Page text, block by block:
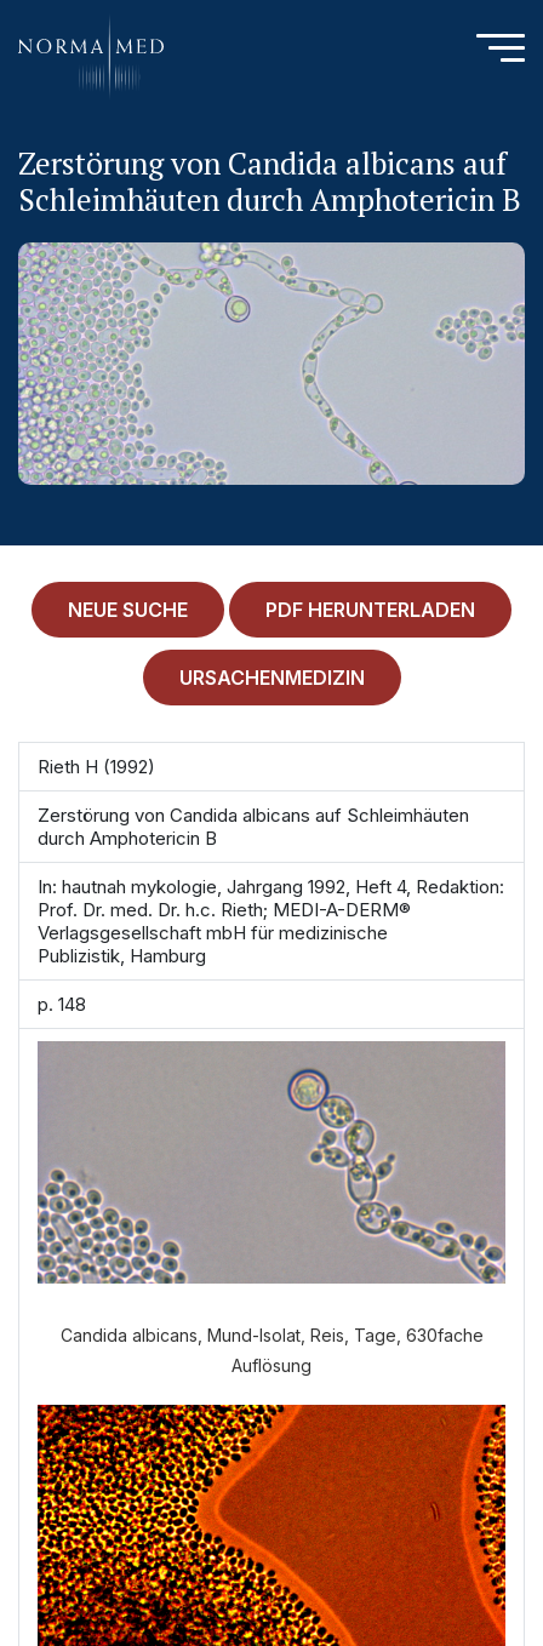
HOME
NEUES ZU SCHLAFSTÖRUNGEN
UNSERE METHODE
URSACHENMEDIZIN
UNSERE CHECK UPS
PUBLIKATIONEN
LITERATURDATENBANK MIKROBIOLOGIE
KONTAKTIEREN SIE UNS
EINLOGGEN
ALLGEMEINE GESCHÄFTSBEDINGUNGEN
NORMAMED SERVICE
Ärztehaus Mitte,In den Ministergärten 1,
10117 Berlin
49 30 212 34 36 300
service@normamed.com
Zerstörung von Candida albicans auf
Schleimhäuten durch Amphotericin B
NEUE SUCHE PDF HERUNTERLADEN
URSACHENMEDIZIN
Rieth H (1992)
Zerstörung von Candida albicans auf Schleimhäuten
durch Amphotericin B
In: hautnah mykologie, Jahrgang 1992, Heft 4, Redaktion:
Prof. Dr. med. Dr. h.c. Rieth; MEDI-A-DERM®
Verlagsgesellschaft mbH für medizinische
Publizistik, Hamburg
p. 148
Candida albicans, Mund-Isolat, Reis, Tage, 630fache
Auflösung